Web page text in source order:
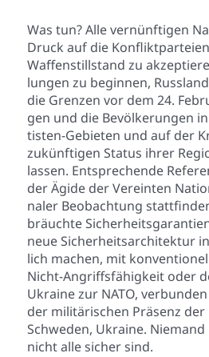
Was tun? Alle ver­nünf­ti­gen
Druck auf die
Waf­fen­still­stand zu
lun­gen zu begin­nen,
die Gren­zen vor dem 24.
gen und die Bevöl­ke­run­gen
tis­ten-Gebie­ten und auf der
zukünf­ti­gen Sta­tus ihrer
las­sen. Ent­spre­chen­de
der Ägi­de der Ver­ein­ten
na­ler Beob­ach­tung
bräuch­te
neue Sicher­heits­ar­chi­tek­tur
lich machen, mit
Nicht-Angriffs­fä­hig­keit oder
Ukrai­ne zur NATO,
der mili­tä­ri­schen Prä­senz der
Schwe­den, Ukrai­ne. Nie­mand
nicht alle sicher sind.